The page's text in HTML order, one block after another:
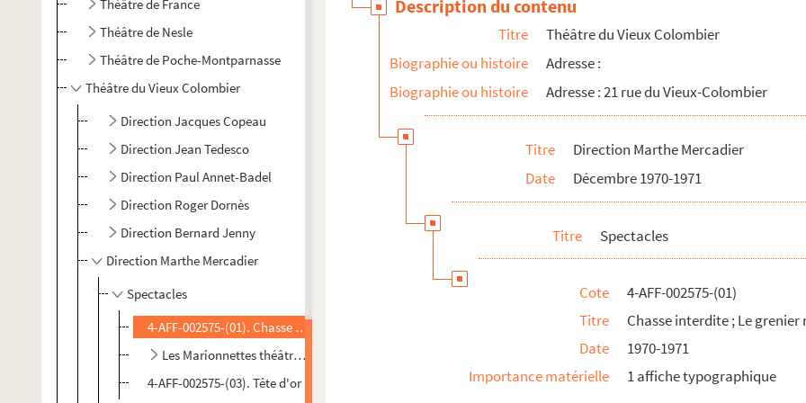
Théâtre de France
Théâtre de Nesle
Théâtre de Poche-Montparnasse
Théâtre du Vieux Colombier
Direction Jacques Copeau
Direction Jean Tedesco
Direction Paul Annet-Badel
Direction Roger Dornès
Direction Bernard Jenny
Direction Marthe Mercadier
Spectacles
4-AFF-002575-(01). Chasse interdite ; Le grenier mystérieux
Les Marionnettes théâtrales du Vieux Colombier
4-AFF-002575-(03). Tête d'or
Description du contenu
Titre
Théâtre du Vieux Colombier
Biographie ou histoire
Adresse :
Biographie ou histoire
Adresse : 21 rue du Vieux-Colombier
Titre
Direction Marthe Mercadier
Date
Décembre 1970-1971
Titre Spectacles
Cote
4-AFF-002575-(01)
Titre
Chasse interdite ; Le grenier
Date
1970-1971
Importance matérielle
1 affiche typographique